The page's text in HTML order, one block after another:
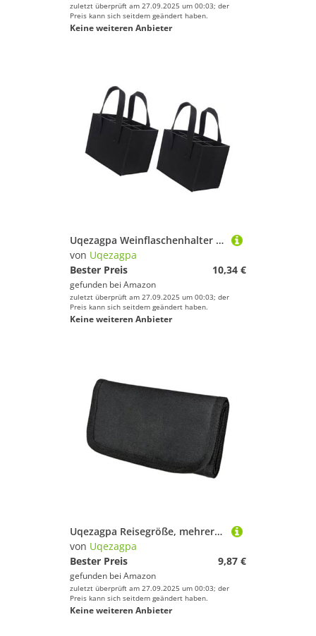
zuletzt überprüft am 27.09.2025 um 00:03; der
Preis kann sich seitdem geändert haben.
Keine weiteren Anbieter
Uqezagpa Weinflaschenhalter aus Filz mit verstärktem Boden, 6 Fächer, Bier- und Champagnerträger für Partys, Feiern, Filz, Weinträger für Partys, 2 Stück, Schwarz , Einheitsgröße
von Uqezagpa
Bester Preis
10,34 €
gefunden bei Amazon
zuletzt überprüft am 27.09.2025 um 00:03; der
Preis kann sich seitdem geändert haben.
Keine weiteren Anbieter
Uqezagpa Reisegröße, mehrere Währungs-Organizer mit 6 Fächern, reißfestes Oxford-Gewebe für Bargeld, Pässe, Karten, Urlaub, Geld-Management-Tasche
von Uqezagpa
Bester Preis
9,87 €
gefunden bei Amazon
zuletzt überprüft am 27.09.2025 um 00:03; der
Preis kann sich seitdem geändert haben.
Keine weiteren Anbieter